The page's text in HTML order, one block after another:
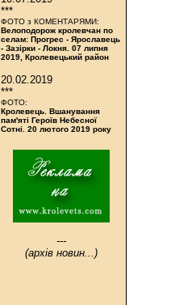
***
ФОТО з КОМЕНТАРЯМИ:
Велоподорож кролевчан по
селам: Прогрес - Ярославець
- Зазірки - Локня. 07 липня
2019, Кролевецький район
20.02.2019
***
ФОТО:
Кролевець. Вшанування
пам'яті Героїв Небесної
Сотні. 20 лютого 2019 року
---
(архів новин...)